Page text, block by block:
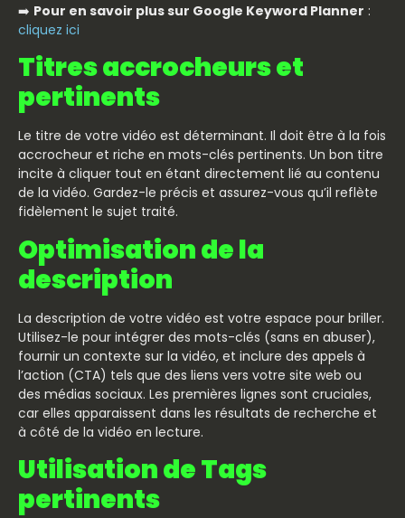
➡️ Pour en savoir plus sur Google Keyword Planner :
cliquez ici
Titres accrocheurs et
pertinents
Le titre de votre vidéo est déterminant. Il doit être à la fois
accrocheur et riche en mots-clés pertinents. Un bon titre
incite à cliquer tout en étant directement lié au contenu
de la vidéo. Gardez-le précis et assurez-vous qu’il reflète
fidèlement le sujet traité.
Optimisation de la
description
La description de votre vidéo est votre espace pour briller.
Utilisez-le pour intégrer des mots-clés (sans en abuser),
fournir un contexte sur la vidéo, et inclure des appels à
l’action (CTA) tels que des liens vers votre site web ou
des médias sociaux. Les premières lignes sont cruciales,
car elles apparaissent dans les résultats de recherche et
à côté de la vidéo en lecture.
Utilisation de Tags
pertinents